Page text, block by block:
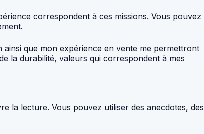
correspondent à ces missions. Vous pouvez
que mon expérience en vente me permettront
la durabilité, valeurs qui correspondent à mes
la lecture. Vous pouvez utiliser des anecdotes, des